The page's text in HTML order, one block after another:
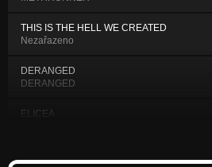
THIS IS THE HELL WE CREATED
Nezařazeno
DERANGED
DERANGED
ELICEA